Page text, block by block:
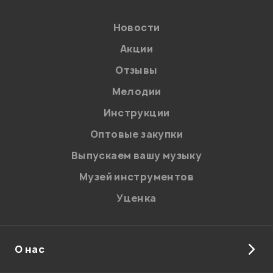
на обработку персональных данных в
Политикой в отношении обработки
персональных данных.
Введите проверочное число:
Отправить
Новости
Акции
Отзывы
Мелодии
Инструкции
Оптовые закупки
Выпускаем вашу музыку
Музей инструментов
Уценка
О нас